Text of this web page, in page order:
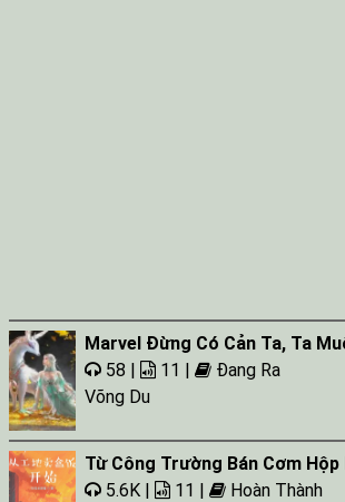
Marvel Đừng Có Cản Ta, Ta
58 |
11 |
Đang Ra
Võng Du
Từ Công Trường Bán Cơm
5.6K |
11 |
Hoàn Thành